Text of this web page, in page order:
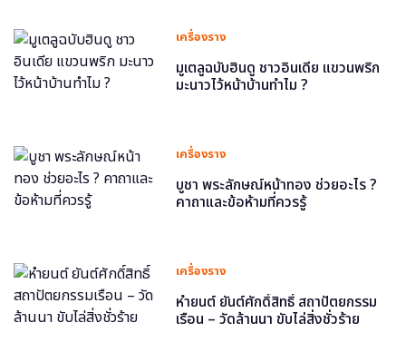
เครื่องราง
มูเตลูฉบับฮินดู ชาวอินเดีย แขวนพริก
มะนาวไว้หน้าบ้านทำไม ?
เครื่องราง
บูชา พระลักษณ์หน้าทอง ช่วยอะไร ?
คาถาและข้อห้ามที่ควรรู้
เครื่องราง
หำยนต์ ยันต์ศักดิ์สิทธิ์ สถาปัตยกรรม
เรือน – วัดล้านนา ขับไล่สิ่งชั่วร้าย